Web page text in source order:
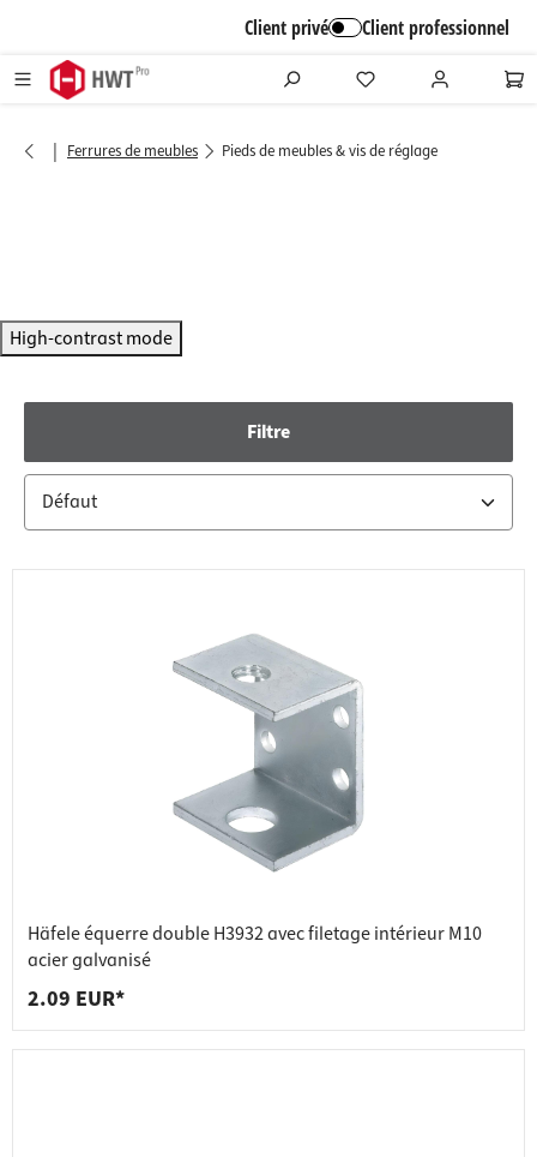
Client privé Client professionnel
| Ferrures de meubles Pieds de meubles & vis de réglage
High-contrast mode
Filtre
Häfele équerre double H3932 avec filetage intérieur M10
acier galvanisé
2.09 EUR*